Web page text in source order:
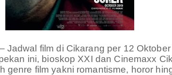
– Jadwal film di Cikarang per 12
ini, bioskop XXI dan Cinemaxx
genre film yakni romantisme, horor